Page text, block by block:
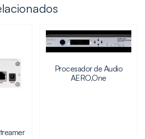
Procesador de Audio
AERO.One